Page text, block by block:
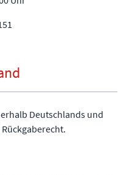
Deutschlands und